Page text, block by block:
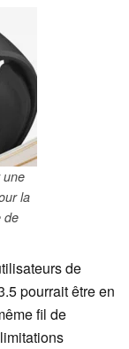
la
de
de
pourrait être en
fil de